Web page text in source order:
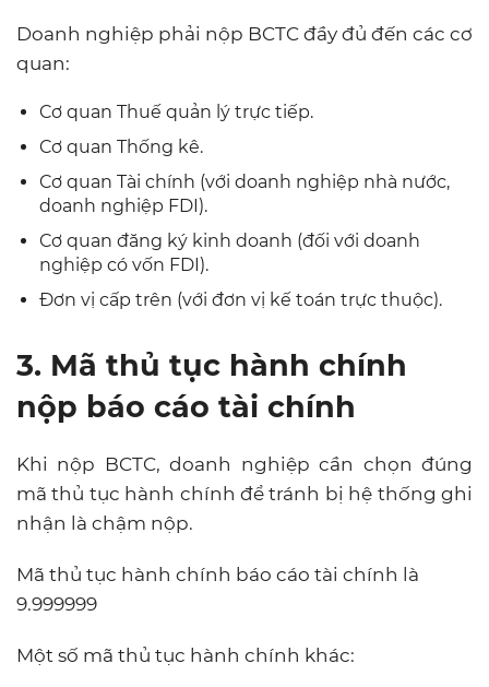
Doanh nghiệp phải nộp BCTC đầy đủ đến các cơ
quan:
Cơ quan Thuế quản lý trực tiếp.
Cơ quan Thống kê.
Cơ quan Tài chính (với doanh nghiệp nhà nước,
doanh nghiệp FDI).
Cơ quan đăng ký kinh doanh (đối với doanh
nghiệp có vốn FDI).
Đơn vị cấp trên (với đơn vị kế toán trực thuộc).
3. Mã thủ tục hành chính
nộp báo cáo tài chính
Khi nộp BCTC, doanh nghiệp cần chọn đúng
mã thủ tục hành chính để tránh bị hệ thống ghi
nhận là chậm nộp.
Mã thủ tục hành chính báo cáo tài chính là
9.999999
Một số mã thủ tục hành chính khác: